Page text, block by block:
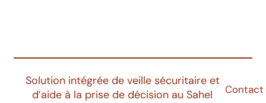
Solution intégrée de veille sécuritaire et
d’aide à la prise de décision au Sahel
Contact